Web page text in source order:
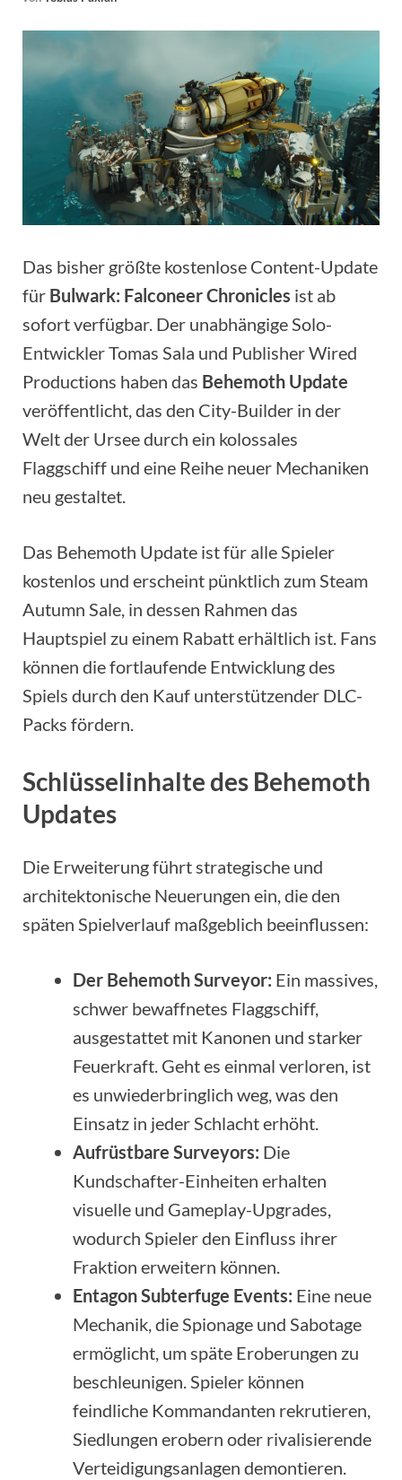
Das bisher größte kostenlose Content-Update
für Bulwark: Falconeer Chronicles ist ab
sofort verfügbar. Der unabhängige Solo-
Entwickler Tomas Sala und Publisher Wired
Productions haben das Behemoth Update
veröffentlicht, das den City-Builder in der
Welt der Ursee durch ein kolossales
Flaggschiff und eine Reihe neuer Mechaniken
neu gestaltet.
Das Behemoth Update ist für alle Spieler
kostenlos und erscheint pünktlich zum Steam
Autumn Sale, in dessen Rahmen das
Hauptspiel zu einem Rabatt erhältlich ist. Fans
können die fortlaufende Entwicklung des
Spiels durch den Kauf unterstützender DLC-
Packs fördern.
Schlüsselinhalte des Behemoth
Updates
Die Erweiterung führt strategische und
architektonische Neuerungen ein, die den
späten Spielverlauf maßgeblich beeinflussen:
Der Behemoth Surveyor: Ein massives,
schwer bewaffnetes Flaggschiff,
ausgestattet mit Kanonen und starker
Feuerkraft. Geht es einmal verloren, ist
es unwiederbringlich weg, was den
Einsatz in jeder Schlacht erhöht.
Aufrüstbare Surveyors: Die
Kundschafter-Einheiten erhalten
visuelle und Gameplay-Upgrades,
wodurch Spieler den Einfluss ihrer
Fraktion erweitern können.
Entagon Subterfuge Events: Eine neue
Mechanik, die Spionage und Sabotage
ermöglicht, um späte Eroberungen zu
beschleunigen. Spieler können
feindliche Kommandanten rekrutieren,
Siedlungen erobern oder rivalisierende
Verteidigungsanlagen demontieren.